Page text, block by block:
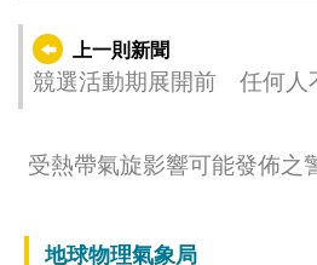
上一則新聞
競選活動期展開前 任何人
受熱帶氣旋影響可能發佈之
地球物理氣象局